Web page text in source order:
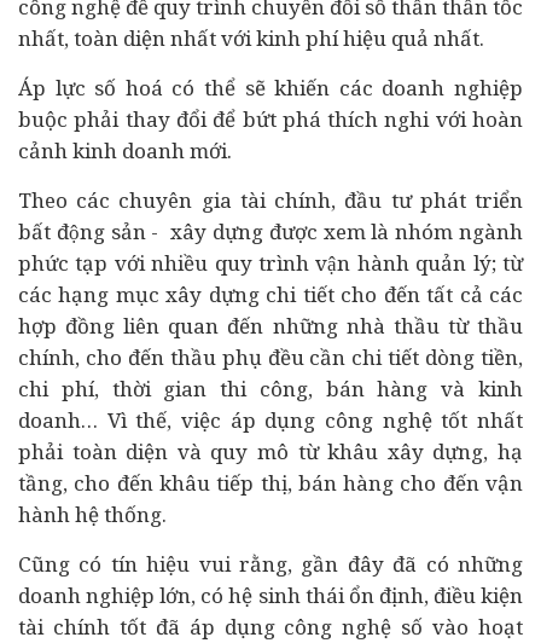
công nghệ để quy trình chuyển đổi số thần thần tốc
nhất, toàn diện nhất với kinh phí hiệu quả nhất.
Áp lực số hoá có thể sẽ khiến các doanh nghiệp
buộc phải thay đổi để bứt phá thích nghi với hoàn
cảnh kinh doanh mới.
Theo các chuyên gia tài chính, đầu tư phát triển
bất động sản - xây dựng được xem là nhóm ngành
phức tạp với nhiều quy trình vận hành quản lý; từ
các hạng mục xây dựng chi tiết cho đến tất cả các
hợp đồng liên quan đến những nhà thầu từ thầu
chính, cho đến thầu phụ đều cần chi tiết dòng tiền,
chi phí, thời gian thi công, bán hàng và kinh
doanh… Vì thế, việc áp dụng công nghệ tốt nhất
phải toàn diện và quy mô từ khâu xây dựng, hạ
tầng, cho đến khâu tiếp thị, bán hàng cho đến vận
hành hệ thống.
Cũng có tín hiệu vui rằng, gần đây đã có những
doanh nghiệp lớn, có hệ sinh thái ổn định, điều kiện
tài chính tốt đã áp dụng công nghệ số vào hoạt